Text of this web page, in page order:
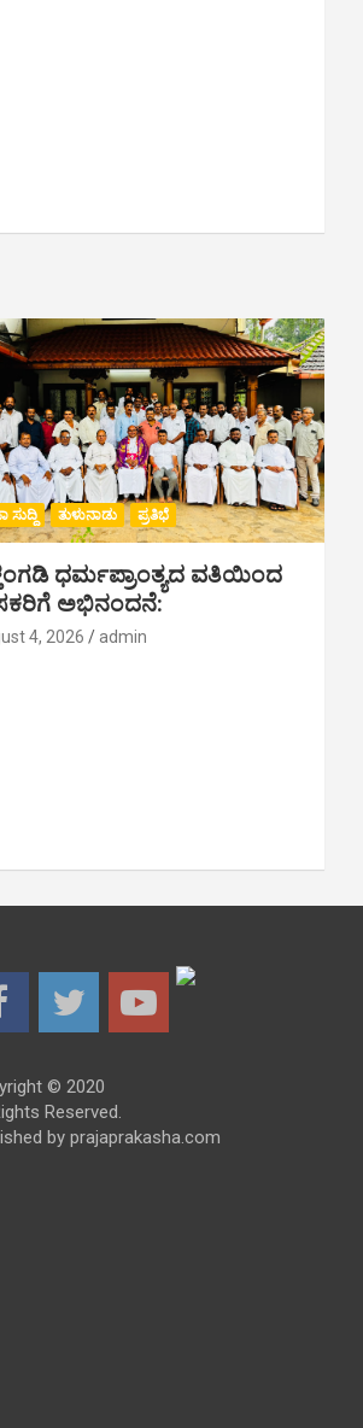
ಸುದ್ದಿ ತುಳುನಾಡು ಪ್ರತಿಭೆ
ಧರ್ಮಪ್ರಾಂತ್ಯದ ವತಿಯಿಂದ
ಅಭಿನಂದನೆ:
4, 2026 admin
© 2020
Reserved.
by prajaprakasha.com